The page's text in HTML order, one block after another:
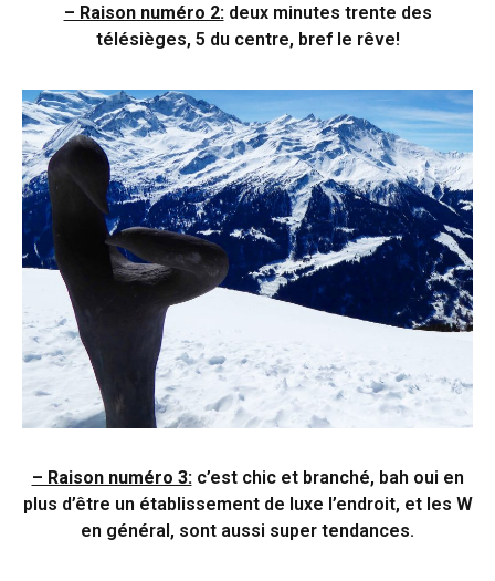
– Raison numéro 2:deux minutes trente des
télésièges, 5 du centre, bref le rêve!
– Raison numéro 3:c’est chic et branché, bah oui en
plus d’être un établissement de luxe l’endroit, et les W
en général, sont aussi super tendances.